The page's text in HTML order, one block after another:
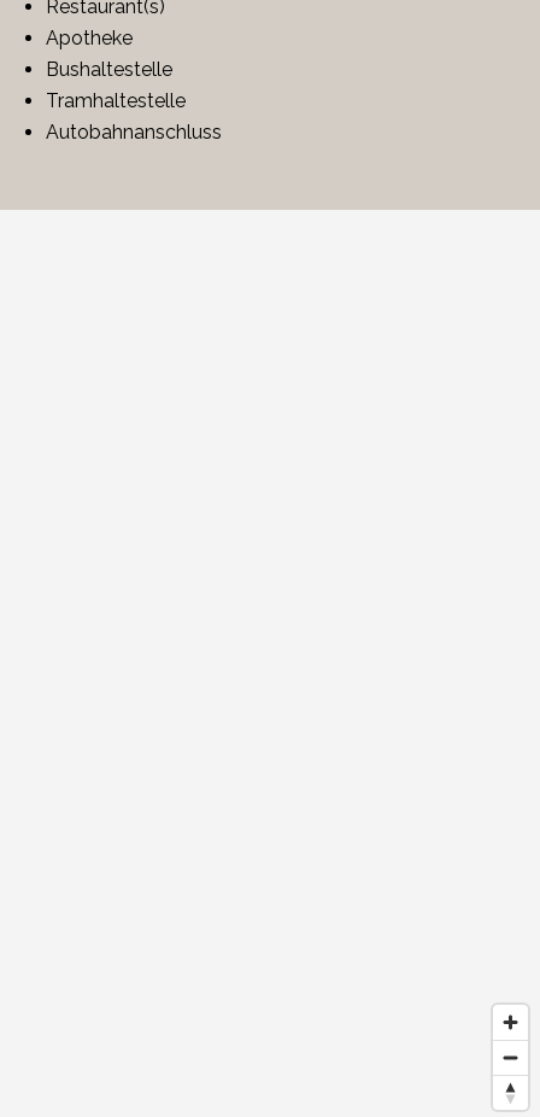
Restaurant(s)
Apotheke
Bushaltestelle
Tramhaltestelle
Autobahnanschluss